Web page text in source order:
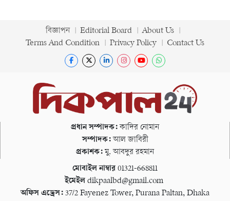
বিজ্ঞাপন Editorial Board
About Us
Terms And Condition
Privacy Policy Contact Us
প্রধান সম্পাদক:কাদির নোমান
সম্পাদক:আল জাবিরী
প্রকাশক:মু. আবদুর রহমান
মোবাইল নাম্বার 01321-668811
ইমেইল dikpaalbd@gmail.com
অফিস এড্রেস: 37/2 Fayenez Tower, Purana Paltan, Dhaka